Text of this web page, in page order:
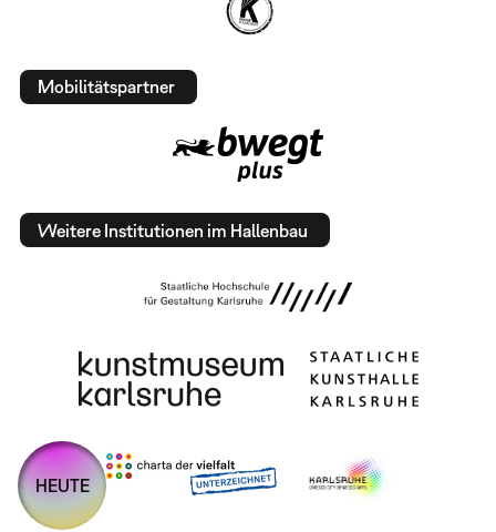
Mobilitätspartner
Weitere Institutionen im Hallenbau
HEUTE